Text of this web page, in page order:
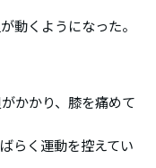
動くようになった。
かかり、膝を痛めて
らく運動を控えてい